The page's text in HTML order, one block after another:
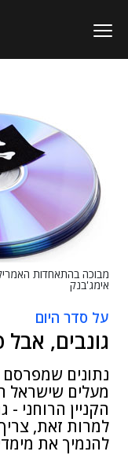
מבוכה בהתאחדות
אימג'בנק
על סדר היום
גונבים, אבל
נתונים שמפרסם
מעלים שישראל
הקניין הרוחני
למרות זאת,
להנמיך את